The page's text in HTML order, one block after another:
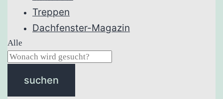
Treppen
Dachfenster-Magazin
Alle
suchen